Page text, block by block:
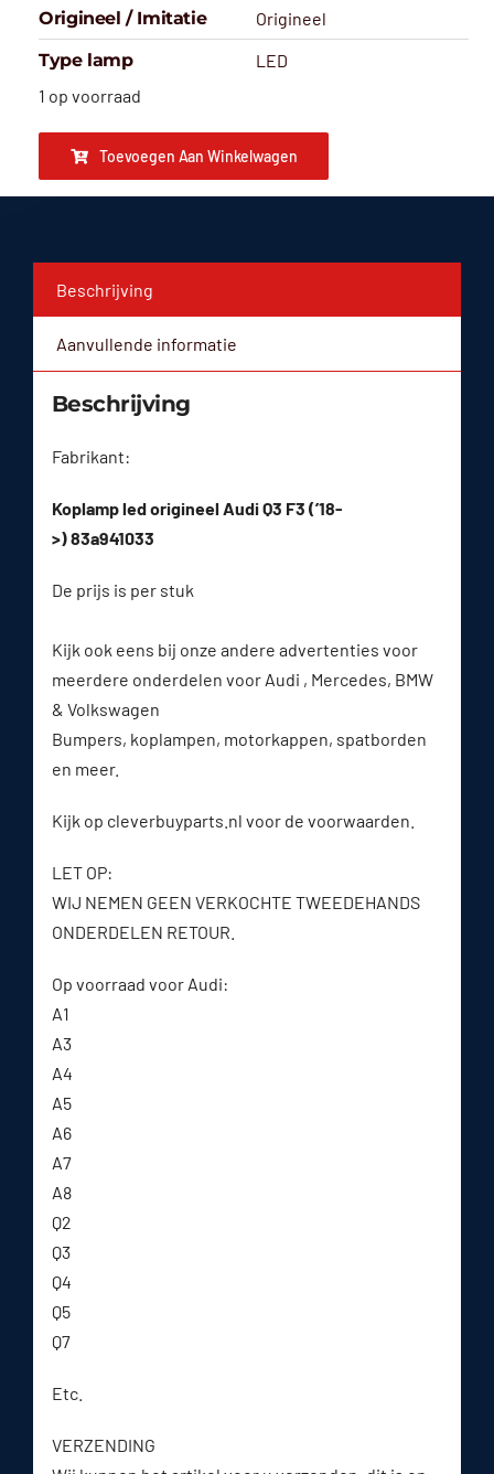
Origineel / Imitatie
Origineel
Type lamp
LED
1 op voorraad
Toevoegen Aan Winkelwagen
Beschrijving
Aanvullende informatie
Beschrijving
Fabrikant:
Koplamp led origineel Audi Q3 F3 (’18-
>) 83a941033
De prijs is per stuk
Kijk ook eens bij onze andere advertenties voor
meerdere onderdelen voor Audi , Mercedes, BMW
& Volkswagen
Bumpers, koplampen, motorkappen, spatborden
en meer.
Kijk op cleverbuyparts.nl voor de voorwaarden.
LET OP:
WIJ NEMEN GEEN VERKOCHTE TWEEDEHANDS
ONDERDELEN RETOUR.
Op voorraad voor Audi:
A1
A3
A4
A5
A6
A7
A8
Q2
Q3
Q4
Q5
Q7
Etc.
VERZENDING